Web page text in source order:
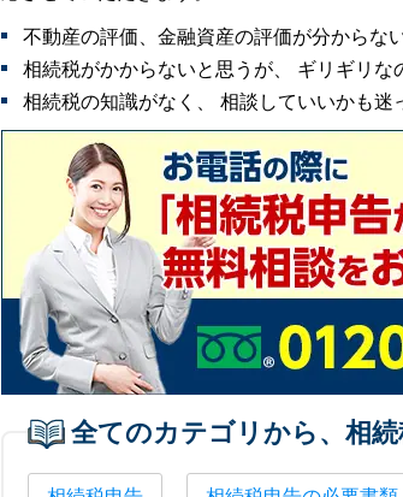
不動産の評価、金融資産の評価が分からない
相続税がかからないと思うが、 ギリギリな
相続税の知識がなく、 相談していいかも迷
全てのカテゴリから、相